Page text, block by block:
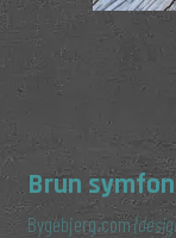
Brun
Bygebjerg.com